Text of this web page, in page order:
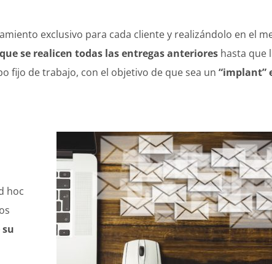
exclusivo para cada cliente y realizándolo en el
se realicen todas las entregas anteriores hasta que
fijo de trabajo, con el objetivo de que sea un “implant”
hoc